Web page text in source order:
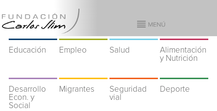
Educación Empleo Salud
Alimentación
y Nutrición
Desarrollo
Econ. y
Social
Migrantes
Seguridad
vial
Deporte